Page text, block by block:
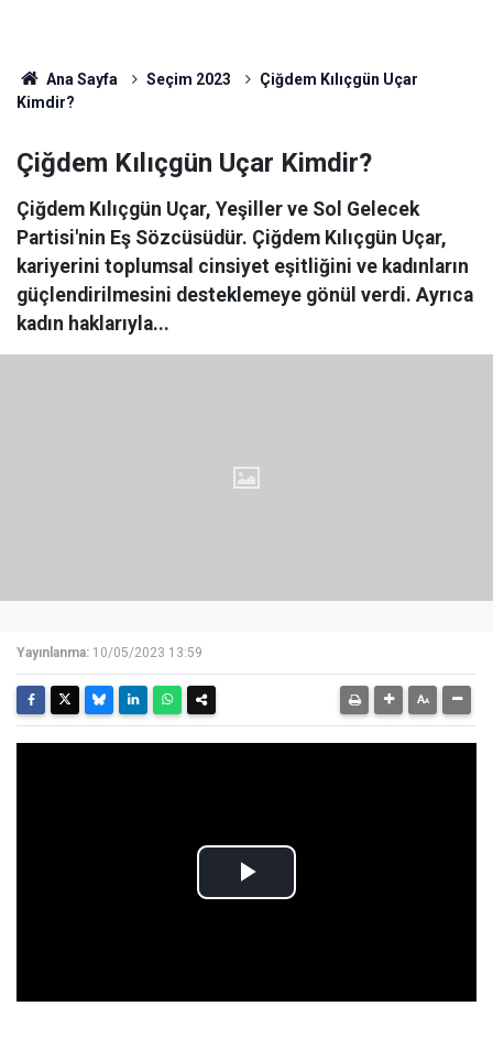
Ana Sayfa Seçim 2023
Çiğdem Kılıçgün Uçar
Kimdir?
Çiğdem Kılıçgün Uçar Kimdir?
Çiğdem Kılıçgün Uçar, Yeşiller ve Sol Gelecek
Partisi'nin Eş Sözcüsüdür. Çiğdem Kılıçgün Uçar,
kariyerini toplumsal cinsiyet eşitliğini ve kadınların
güçlendirilmesini desteklemeye gönül verdi. Ayrıca
kadın haklarıyla...
Yayınlanma: 10/05/2023 13:59